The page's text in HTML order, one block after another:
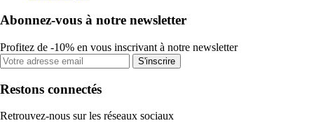
Abonnez-vous à notre newsletter
Profitez de -10% en vous inscrivant à notre newsletter
S'inscrire
Restons connectés
Retrouvez-nous sur les réseaux sociaux